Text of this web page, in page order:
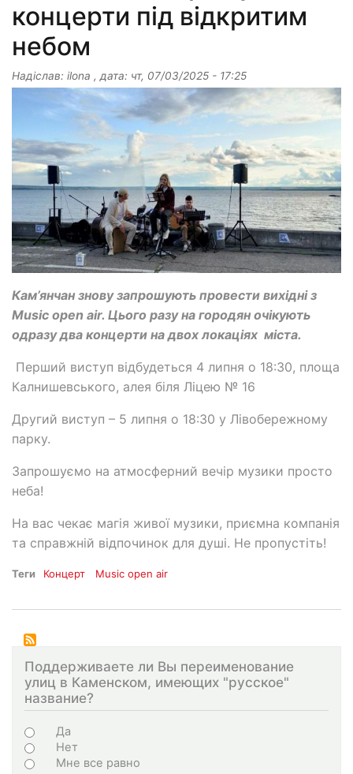
концерти під відкритим
небом
Надіслав: ilona , дата: чт, 07/03/2025 - 17:25
Кам’янчан знову запрошують провести вихідні з
Music open air. Цього разу на городян очікують
одразу два концерти на двох локаціях міста.
Перший виступ відбудеться 4 липня о 18:30, площа
Калнишевського, алея біля Ліцею № 16
Другий виступ – 5 липня о 18:30 у Лівобережному
парку.
Запрошуємо на атмосферний вечір музики просто
неба!
На вас чекає магія живої музики, приємна компанія
та справжній відпочинок для душі. Не пропустіть!
Теги Концерт Music open air
Поддерживаете ли Вы переименование
улиц в Каменском, имеющих "русское"
название?
Варіанти
Да
Нет
Мне все равно